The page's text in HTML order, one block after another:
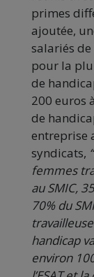
primes
ajoutée,
salariés
pour la
de
200 euros
de
entreprise
syndicats,
femmes
au SMIC,
70% du
handicap
environ